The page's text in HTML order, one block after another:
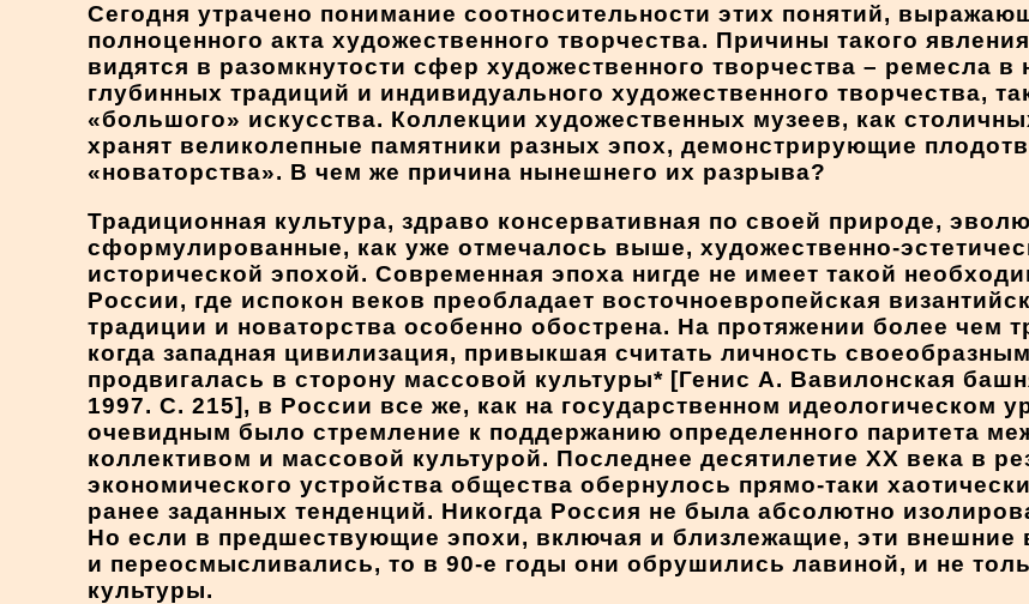
Сегодня утрачено понимание соотносительности этих понятий,
полноценного акта художественного творчества. Причины такого
видятся в разомкнутости сфер художественного творчества – ремесла в
глубинных традиций и индивидуального художественного творчества,
«большого» искусства. Коллекции художественных музеев, как
хранят великолепные памятники разных эпох, демонстрирующие
«новаторства». В чем же причина нынешнего их разрыва?
Традиционная культура, здраво консервативная по своей природе,
сформулированные, как уже отмечалось выше, художественно-
исторической эпохой. Современная эпоха нигде не имеет такой
России, где испокон веков преобладает восточноевропейская
традиции и новаторства особенно обострена. На протяжении более чем
когда западная цивилизация, привыкшая считать личность
продвигалась в сторону массовой культуры* [Генис А. Вавилонская
1997. С. 215], в России все же, как на государственном идеологическом
очевидным было стремление к поддержанию определенного паритета
коллективом и массовой культурой. Последнее десятилетие XX века в
экономического устройства общества обернулось прямо-таки
ранее заданных тенденций. Никогда Россия не была абсолютно
Но если в предшествующие эпохи, включая и близлежащие, эти внешние
и переосмысливались, то в 90-е годы они обрушились лавиной, и не
культуры.